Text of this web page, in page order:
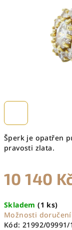
Šperk je opatřen
pravosti zlata.
10 140
cena:
Skladem(1 ks)
Možnosti doručení
Kód: 21992/09991/